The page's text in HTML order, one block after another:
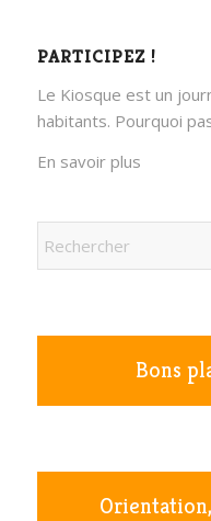
PARTICIPEZ !
Le Kiosque est un
habitants. Pourquoi
En savoir plus
Bons